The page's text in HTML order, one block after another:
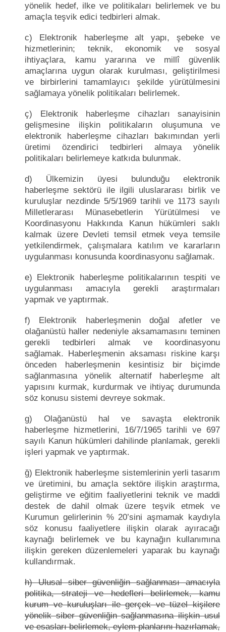
yönelik hedef, ilke ve politikaları belirlemek ve bu
amaçla teşvik edici tedbirleri almak.
c) Elektronik haberleşme alt yapı, şebeke ve
hizmetlerinin; teknik, ekonomik ve sosyal
ihtiyaçlara, kamu yararına ve millî güvenlik
amaçlarına uygun olarak kurulması, geliştirilmesi
ve birbirlerini tamamlayıcı şekilde yürütülmesini
sağlamaya yönelik politikaları belirlemek.
ç) Elektronik haberleşme cihazları sanayisinin
gelişmesine ilişkin politikaların oluşumuna ve
elektronik haberleşme cihazları bakımından yerli
üretimi özendirici tedbirleri almaya yönelik
politikaları belirlemeye katkıda bulunmak.
d) Ülkemizin üyesi bulunduğu elektronik
haberleşme sektörü ile ilgili uluslararası birlik ve
kuruluşlar nezdinde 5/5/1969 tarihli ve 1173 sayılı
Milletlerarası Münasebetlerin Yürütülmesi ve
Koordinasyonu Hakkında Kanun hükümleri saklı
kalmak üzere Devleti temsil etmek veya temsile
yetkilendirmek, çalışmalara katılım ve kararların
uygulanması konusunda koordinasyonu sağlamak.
e) Elektronik haberleşme politikalarının tespiti ve
uygulanması amacıyla gerekli araştırmaları
yapmak ve yaptırmak.
f) Elektronik haberleşmenin doğal afetler ve
olağanüstü haller nedeniyle aksamamasını teminen
gerekli tedbirleri almak ve koordinasyonu
sağlamak. Haberleşmenin aksaması riskine karşı
önceden haberleşmenin kesintisiz bir biçimde
sağlanmasına yönelik alternatif haberleşme alt
yapısını kurmak, kurdurmak ve ihtiyaç durumunda
söz konusu sistemi devreye sokmak.
g) Olağanüstü hal ve savaşta elektronik
haberleşme hizmetlerini, 16/7/1965 tarihli ve 697
sayılı Kanun hükümleri dahilinde planlamak, gerekli
işleri yapmak ve yaptırmak.
ğ) Elektronik haberleşme sistemlerinin yerli tasarım
ve üretimini, bu amaçla sektöre ilişkin araştırma,
geliştirme ve eğitim faaliyetlerini teknik ve maddi
destek de dahil olmak üzere teşvik etmek ve
Kurumun gelirlerinin % 20’sini aşmamak kaydıyla
söz konusu faaliyetlere ilişkin olarak ayıracağı
kaynağı belirlemek ve bu kaynağın kullanımına
ilişkin gereken düzenlemeleri yaparak bu kaynağı
kullandırmak.
h) Ulusal siber güvenliğin sağlanması amacıyla
politika, strateji ve hedefleri belirlemek, kamu
kurum ve kuruluşları ile gerçek ve tüzel kişilere
yönelik siber güvenliğin sağlanmasına ilişkin usul
ve esasları belirlemek, eylem planlarını hazırlamak,